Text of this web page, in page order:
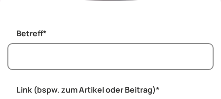
Betreff*
Link (bspw. zum Artikel oder Beitrag)*